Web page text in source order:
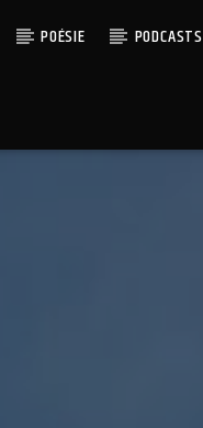
POÉSIE PODCASTS